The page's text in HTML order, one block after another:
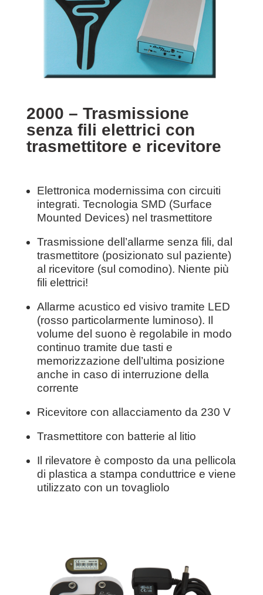
2000 – Trasmissione
senza fili elettrici con
trasmettitore e ricevitore
Elettronica modernissima con circuiti
integrati. Tecnologia SMD (Surface
Mounted Devices) nel trasmettitore
Trasmissione dell’allarme senza fili, dal
trasmettitore (posizionato sul paziente)
al ricevitore (sul comodino). Niente più
fili elettrici!
Allarme acustico ed visivo tramite LED
(rosso particolarmente luminoso). Il
volume del suono è regolabile in modo
continuo tramite due tasti e
memorizzazione dell’ultima posizione
anche in caso di interruzione della
corrente
Ricevitore con allacciamento da 230 V
Trasmettitore con batterie al litio
Il rilevatore è composto da una pellicola
di plastica a stampa conduttrice e viene
utilizzato con un tovagliolo